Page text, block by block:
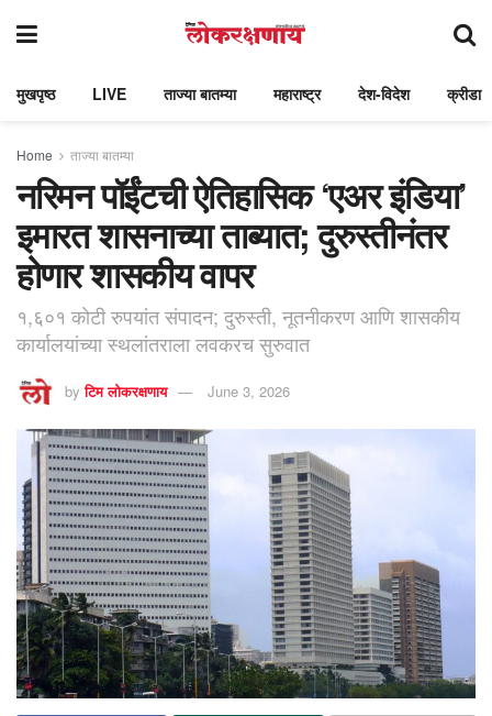
मुखपृष्ठ LIVE ताज्या बातम्या महाराष्ट्र देश-विदेश क्रीडा
Home ताज्या बातम्या
नरिमन पॉईंटची ऐतिहासिक ‘एअर इंडिया’
इमारत शासनाच्या ताब्यात; दुरुस्तीनंतर
होणार शासकीय वापर
१,६०१ कोटी रुपयांत संपादन; दुरुस्ती, नूतनीकरण आणि शासकीय
कार्यालयांच्या स्थलांतराला लवकरच सुरुवात
by टिम लोकरक्षणाय June 3, 2026